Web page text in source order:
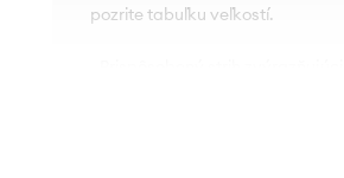
pozrite tabuľku veľkostí.